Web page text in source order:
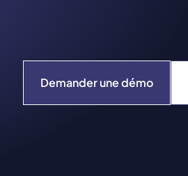
Demander une démo